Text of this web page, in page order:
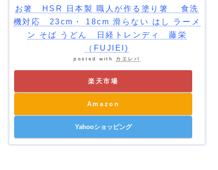
お箸 HSR 日本製 職人が作る塗り箸 食洗
機対応 23cm・ 18cm 滑らない はし ラーメ
ン そば うどん 日経トレンディ 藤栄
（FUJIEI)
posted with カエレバ
楽天市場
Amazon
Yahooショッピング